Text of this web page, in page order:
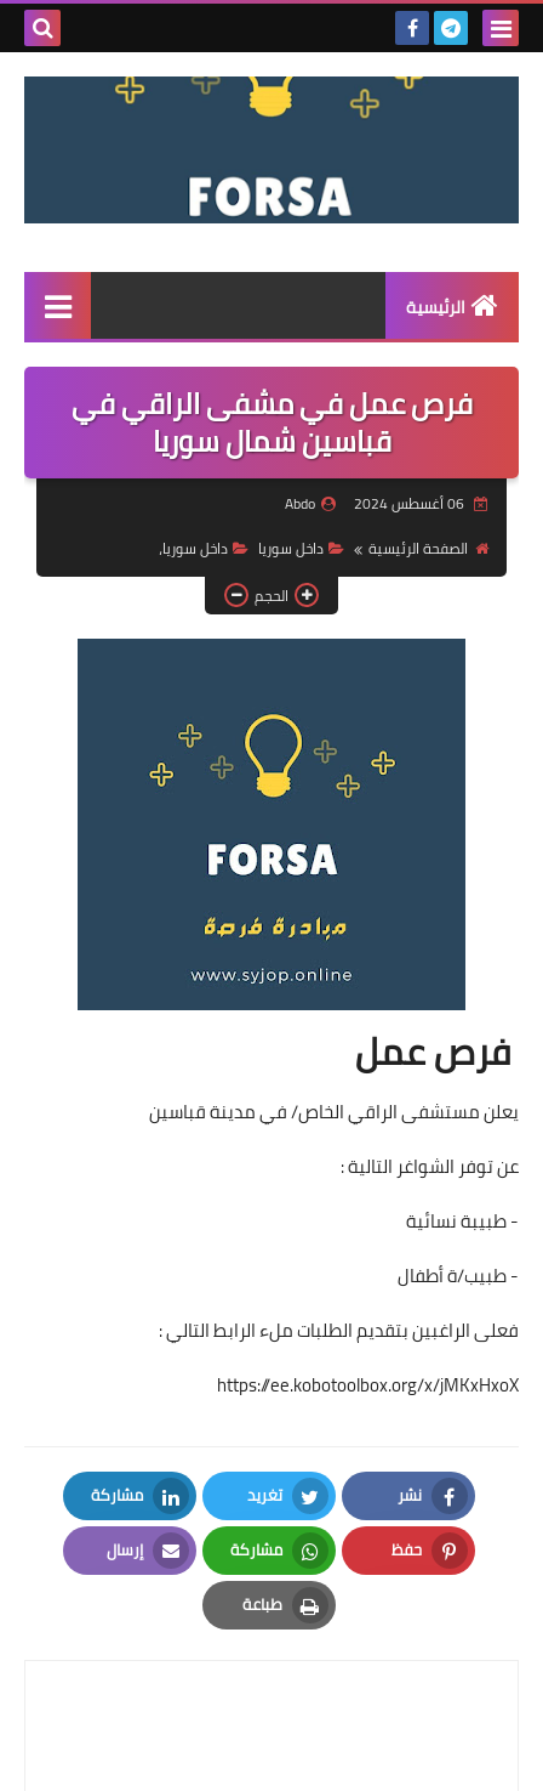
بحث
الرئيسية
القائمة
مناقصات
فرص عمل داخل سوريا
فرص عمل في العراق
فرص عمل في اليمن
دورات تدريبية
فرص عمل في مشفى الراقي في
قباسين شمال سوريا
06 أغسطس 2024
Abdo
الصفحة الرئيسية
داخل سوريا
داخل سوريا،
الحجم
فرص عمل
يعلن مستشفى الراقي الخاص/ في مدينة قباسين
عن توفر الشواغر التالية :
- طبيبة نسائية
- طبيب/ة أطفال
فعلى الراغبين بتقديم الطلبات ملء الرابط التالي :
https://ee.kobotoolbox.org/x/jMKxHxoX
نشر
Facebook
تغريد
Twitter
مشاركة
LinkedIn
حفظ
Pinterest
مشاركة
Whatsapp
إرسال
Email
طباعة
Print